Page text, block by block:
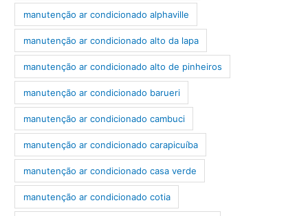
manutenção ar condicionado alphaville
manutenção ar condicionado alto da lapa
manutenção ar condicionado alto de pinheiros
manutenção ar condicionado barueri
manutenção ar condicionado cambuci
manutenção ar condicionado carapicuíba
manutenção ar condicionado casa verde
manutenção ar condicionado cotia